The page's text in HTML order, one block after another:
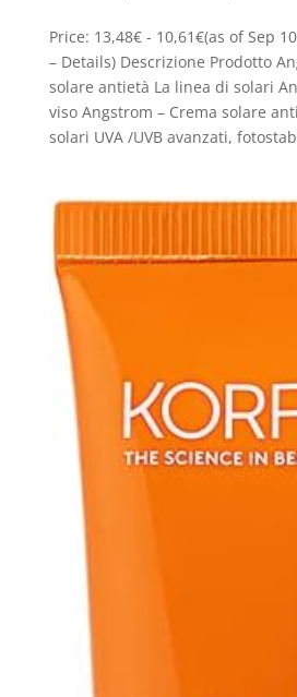
Price: 13,48€ - 10,61€(as of Sep
– Details) Descrizione Prodotto
solare antietà La linea di solari
viso Angstrom – Crema solare
solari UVA /UVB avanzati,